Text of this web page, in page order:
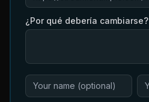
¿Por qué debería cambiarse?